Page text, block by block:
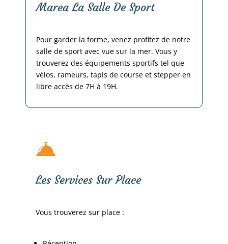
Marea La Salle De Sport
Pour garder la forme, venez profitez de notre
salle de sport avec vue sur la mer. Vous y
trouverez des équipements sportifs tel que
vélos, rameurs, tapis de course et stepper en
libre accès de 7H à 19H.
Les Services Sur Place
Vous trouverez sur place :